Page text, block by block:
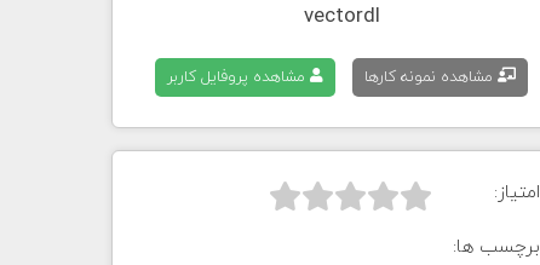
vectordl
مشاهده نمونه کارها مشاهده پروفایل کاربر
امتیاز: 


برچسب ها: